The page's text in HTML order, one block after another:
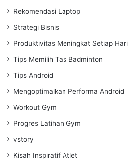
Rekomendasi Laptop
Strategi Bisnis
Produktivitas Meningkat Setiap Hari
Tips Memilih Tas Badminton
Tips Android
Mengoptimalkan Performa Android
Workout Gym
Progres Latihan Gym
vstory
Kisah Inspiratif Atlet